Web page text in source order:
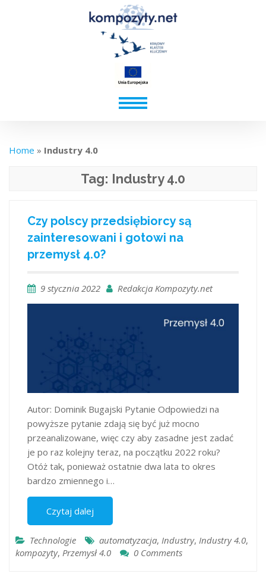
Home » Industry 4.0
Tag: Industry 4.0
Czy polscy przedsiębiorcy są
zainteresowani i gotowi na
przemysł 4.0?
9 stycznia 2022 Redakcja Kompozyty.net
Autor: Dominik Bugajski Pytanie Odpowiedzi na
powyższe pytanie zdają się być już mocno
przeanalizowane, więc czy aby zasadne jest zadać
je po raz kolejny teraz, na początku 2022 roku?
Otóż tak, ponieważ ostatnie dwa lata to okres
bardzo zmiennego i…
Czytaj dalej
Technologie automatyzacja, Industry, Industry 4.0,
kompozyty, Przemysł 4.0 0 Comments